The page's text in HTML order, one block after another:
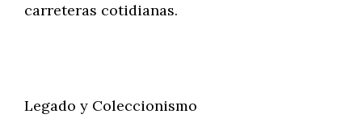
carreteras cotidianas.
Legado y Coleccionismo